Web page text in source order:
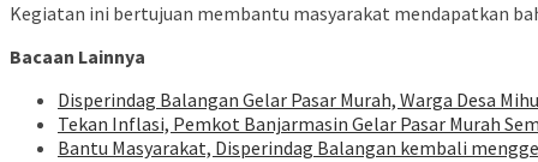
Kegiatan ini bertujuan membantu masyarakat mendapatkan
Bacaan Lainnya
Disperindag Balangan Gelar Pasar Murah, Warga Desa
Tekan Inflasi, Pemkot Banjarmasin Gelar Pasar Murah
Bantu Masyarakat, Disperindag Balangan kembali